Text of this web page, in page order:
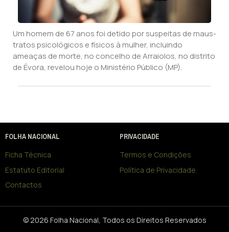
Um homem de 67 anos foi detido por suspeitas de maus-
tratos psicológicos e físicos à mulher, incluindo
ameaças de morte, no concelho de Arraiolos, no distrito
de Évora, revelou hoje o Ministério Público (MP).
FOLHA NACIONAL
Ficha Técnica
Estatuto Editorial
Contactos
PRIVACIDADE
Termos e Condições
Política de Privacidade
© 2026 Folha Nacional, Todos os Direitos Reservados